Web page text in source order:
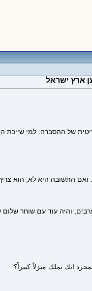
ארץ ישראל
של ההסברה: למי שייכת
התשובה היא לא, הוא
והיה עוד עם שוחר
انك تملك منزلاً كبيراً؟